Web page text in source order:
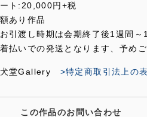
ト:20,000円+税
額あり作品
お引渡し時期は会期終了後1週間～
着払いでの発送となります、予め
犬堂Gallery >特定商取引法上の
この作品のお問い合わせ